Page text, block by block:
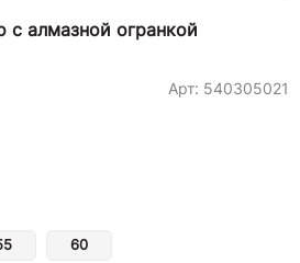
с алмазной огранкой
Арт: 540305021
60